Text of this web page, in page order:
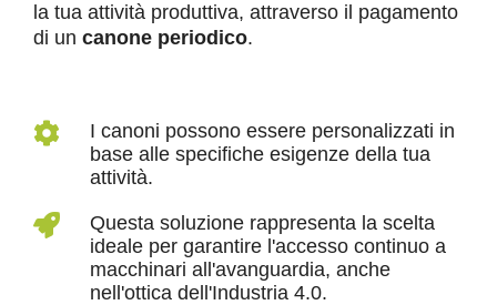
la tua attività produttiva, attraverso il pagamento
di un canone periodico.
I canoni possono essere personalizzati in
base alle specifiche esigenze della tua
attività.
Questa soluzione rappresenta la scelta
ideale per garantire l'accesso continuo a
macchinari all'avanguardia, anche
nell'ottica dell'Industria 4.0.